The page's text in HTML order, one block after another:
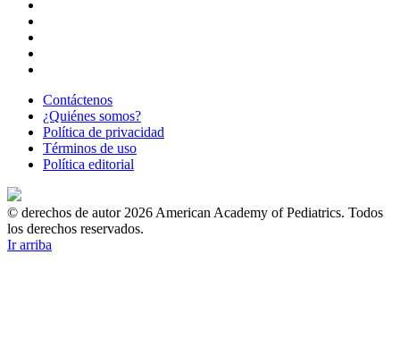
Contáctenos
¿Quiénes somos?
Política de privacidad
Términos de uso
Política editorial
© derechos de autor 2026 American Academy of Pediatrics. Todos
los derechos reservados.
Ir arriba